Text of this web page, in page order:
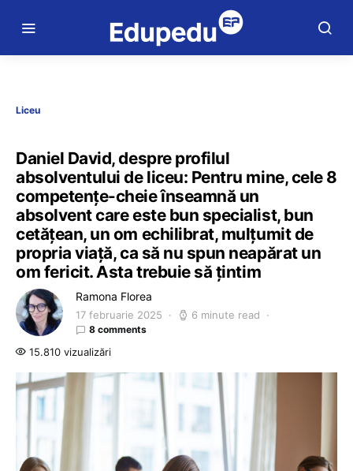
Liceu
Daniel David, despre profilul
absolventului de liceu: Pentru mine, cele 8
competențe-cheie înseamnă un
absolvent care este bun specialist, bun
cetățean, un om echilibrat, mulțumit de
propria viață, ca să nu spun neapărat un
om fericit. Asta trebuie să țintim
Ramona Florea
17 februarie 2025 6 minute read
8 comments
15.810 vizualizări